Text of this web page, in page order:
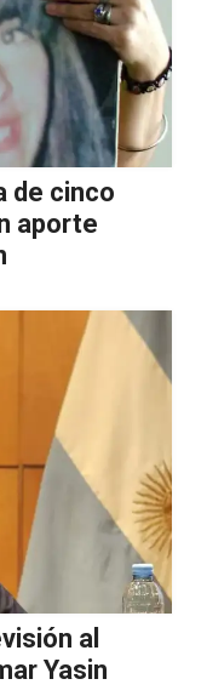
de cinco
aporte
al
Yasin